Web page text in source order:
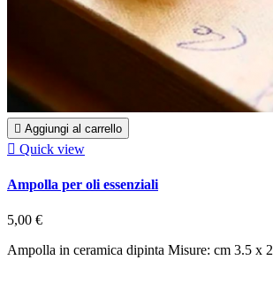
 Aggiungi al carrello
 Quick view
Ampolla per oli essenziali
5,00 €
Ampolla in ceramica dipinta Misure: cm 3.5 x 2